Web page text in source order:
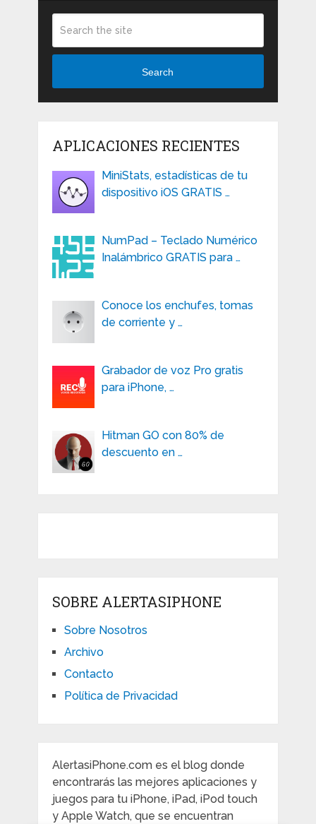
Search
APLICACIONES RECIENTES
MiniStats, estadísticas de tu
dispositivo iOS GRATIS …
NumPad – Teclado Numérico
Inalámbrico GRATIS para …
Conoce los enchufes, tomas
de corriente y …
Grabador de voz Pro gratis
para iPhone, …
Hitman GO con 80% de
descuento en …
SOBRE ALERTASIPHONE
Sobre Nosotros
Archivo
Contacto
Política de Privacidad
AlertasiPhone.com es el blog donde
encontrarás las mejores aplicaciones y
juegos para tu iPhone, iPad, iPod touch
y Apple Watch, que se encuentran